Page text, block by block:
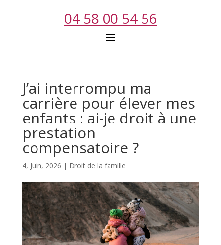
04 58 00 54 56
J’ai interrompu ma
carrière pour élever mes
enfants : ai-je droit à une
prestation
compensatoire ?
4, Juin, 2026 | Droit de la famille